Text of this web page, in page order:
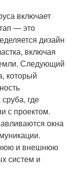
включает
— это
дизайн
включая
Следующий
который
где
с проектом.
окна
и внешнюю
систем и